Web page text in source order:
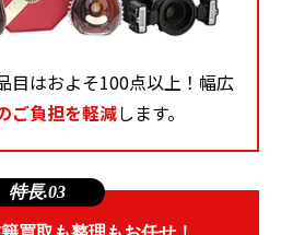
目はおよそ100点以上！幅広
ご負担を軽減します。
特長.03